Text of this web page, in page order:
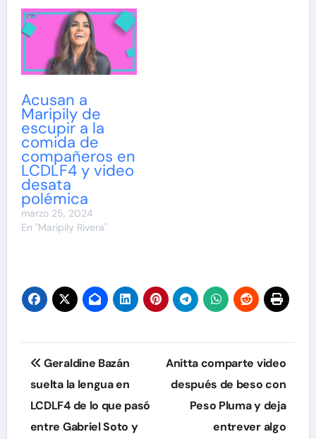
Acusan a
Maripily de
escupir a la
comida de
compañeros en
LCDLF4 y video
desata
polémica
marzo 25, 2024
En "Maripily Rivera"
Navegación
de
entradas
Geraldine Bazán
suelta la lengua en
LCDLF4 de lo que pasó
entre Gabriel Soto y
Anitta comparte video
después de beso con
Peso Pluma y deja
entrever algo